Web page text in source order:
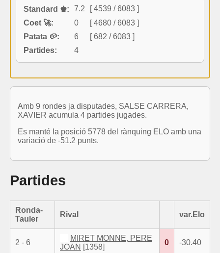
Standard ♚: 7.2
[ 4539 / 6083 ]
Coet 🚀:
0
[ 4680 / 6083 ]
Patata 🥔:
6
[ 682 / 6083 ]
Partides:
4
Amb 9 rondes ja disputades, SALSE CARRERA,
XAVIER acumula 4 partides jugades.
Es manté la posició 5778 del rànquing ELO amb una
variació de -51.2 punts.
Partides
Ronda-
Tauler
Rival var.Elo
2 - 6
MIRET MONNE, PERE
JOAN [1358]
0 -30.40